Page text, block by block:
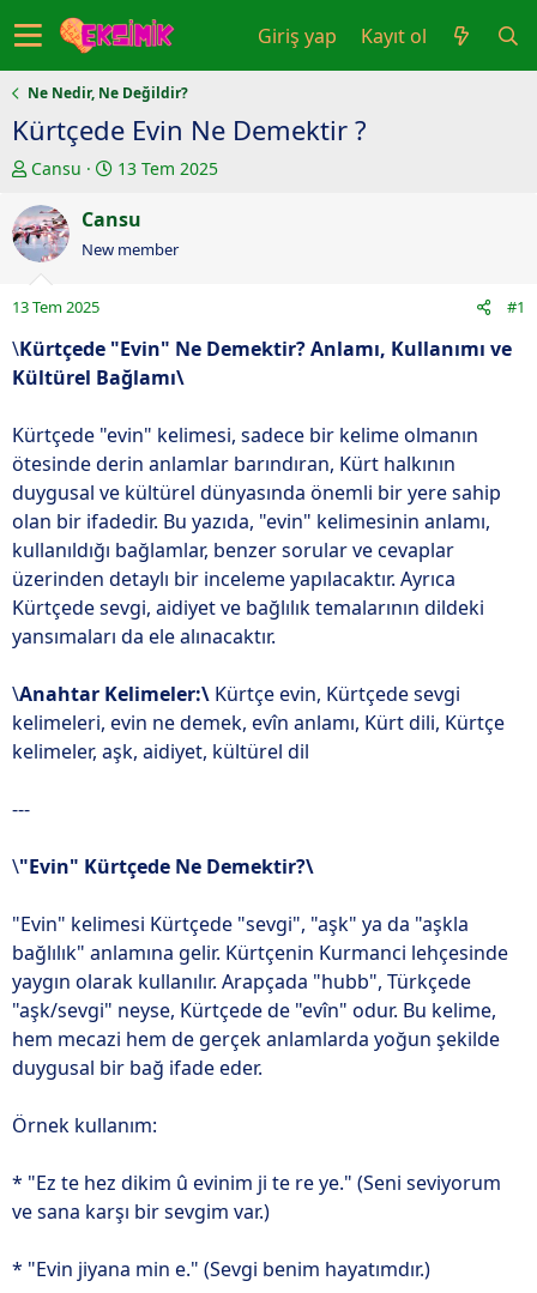
Giriş yap Kayıt ol
Ne Nedir, Ne Değildir?
Kürtçede Evin Ne Demektir ?
K
n
u
y
u
b
a
ş
t
a
n
Cansu
B
ş
l
ı
ç
r
i
h
i
13 Tem 2025
Cansu
New member
13 Tem 2025 #1
\Kürtçede "Evin" Ne Demektir? Anlamı, Kullanımı ve
Kültürel Bağlamı\
Kürtçede "evin" kelimesi, sadece bir kelime olmanın
ötesinde derin anlamlar barındıran, Kürt halkının
duygusal ve kültürel dünyasında önemli bir yere sahip
olan bir ifadedir. Bu yazıda, "evin" kelimesinin anlamı,
kullanıldığı bağlamlar, benzer sorular ve cevaplar
üzerinden detaylı bir inceleme yapılacaktır. Ayrıca
Kürtçede sevgi, aidiyet ve bağlılık temalarının dildeki
yansımaları da ele alınacaktır.
\Anahtar Kelimeler:\ Kürtçe evin, Kürtçede sevgi
kelimeleri, evin ne demek, evîn anlamı, Kürt dili, Kürtçe
kelimeler, aşk, aidiyet, kültürel dil
---
\"Evin" Kürtçede Ne Demektir?\
"Evin" kelimesi Kürtçede "sevgi", "aşk" ya da "aşkla
bağlılık" anlamına gelir. Kürtçenin Kurmanci lehçesinde
yaygın olarak kullanılır. Arapçada "hubb", Türkçede
"aşk/sevgi" neyse, Kürtçede de "evîn" odur. Bu kelime,
hem mecazi hem de gerçek anlamlarda yoğun şekilde
duygusal bir bağ ifade eder.
Örnek kullanım:
* "Ez te hez dikim û evinim ji te re ye." (Seni seviyorum
ve sana karşı bir sevgim var.)
* "Evin jiyana min e." (Sevgi benim hayatımdır.)